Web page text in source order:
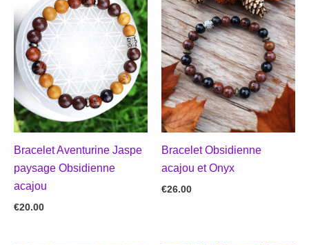
Bracelet Aventurine Jaspe
paysage Obsidienne
acajou
€20.00
Bracelet Obsidienne
acajou et Onyx
€26.00